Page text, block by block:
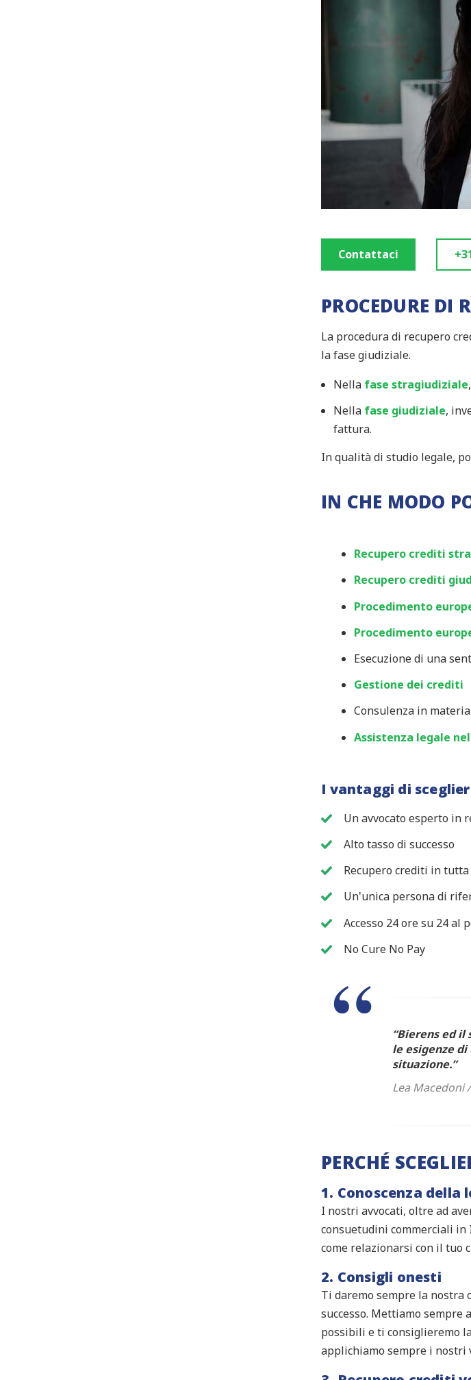
Contattaci
PROCEDURE DI
La procedura di recupero
la fase giudiziale.
Nella fase stragiudiziale
Nella fase giudiziale,
fattura.
In qualità di studio legale,
IN CHE MODO
Recupero crediti
Recupero crediti
Procedimento
Procedimento
Esecuzione di una
Gestione dei crediti
Consulenza in
Assistenza legale
I vantaggi di
Un avvocato esperto in
Alto tasso di successo
Recupero crediti in
Un'unica persona di
Accesso 24 ore su 24 al
No Cure No Pay
“Bierens ed
le esigenze di
situazione.”
Lea Macedoni
PERCHÉ
1. Conoscenza della
I nostri avvocati, oltre ad
consuetudini commerciali
come relazionarsi con il tuo
2. Consigli onesti
Ti daremo sempre la
successo. Mettiamo
possibili e ti consiglieremo
applichiamo sempre i